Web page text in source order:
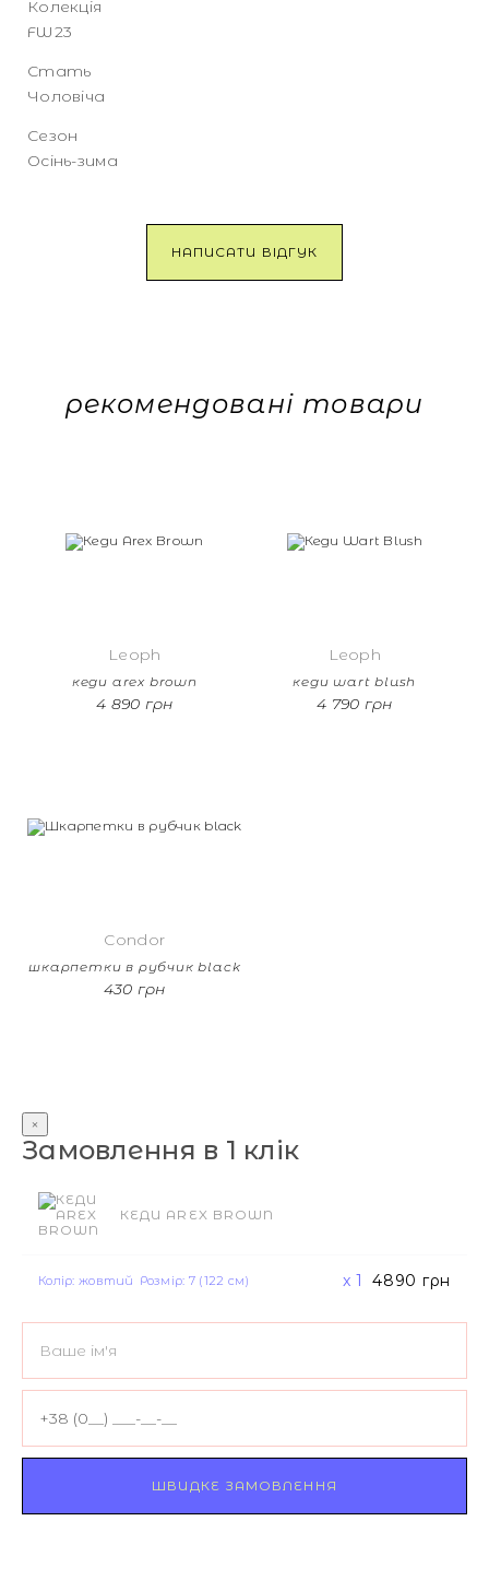
Колекція
FW23
Стать
Чоловіча
Сезон
Осінь-зима
НАПИСАТИ ВІДГУК
рекомендовані товари
Leoph
кеди arex brown
4 890 грн
Leoph
кеди wart blush
4 790 грн
Condor
шкарпетки в рубчик black
430 грн
×
Замовлення в 1 клік
КЕДИ AREX BROWN
Колір: жовтий Розмір: 7 (122 см) x 1 4890 грн
ШВИДКЕ ЗАМОВЛЕННЯ